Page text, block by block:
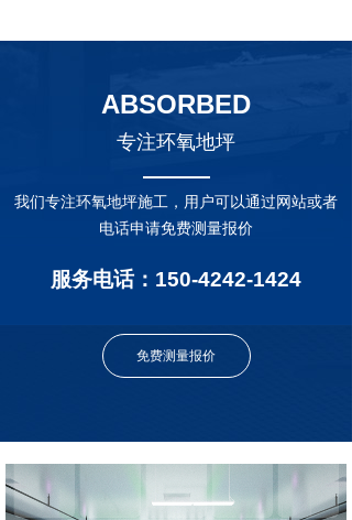
服务电话：150-4242-1424
免费测量报价
我们专注环氧地坪施工，用户可以通过网站或者
电话申请免费测量报价
ABSORBED
专注环氧地坪